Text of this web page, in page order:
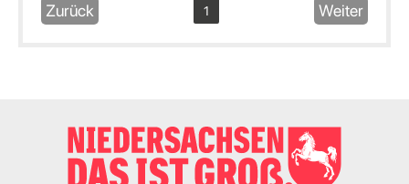
Zurück 1 Weiter